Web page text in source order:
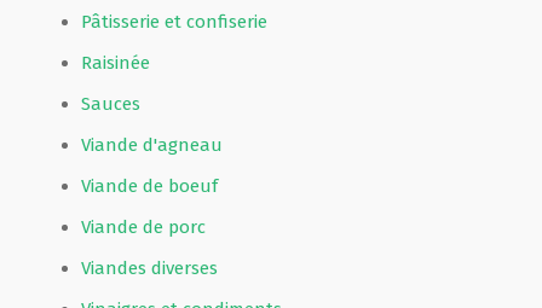
Pâtisserie et confiserie
Raisinée
Sauces
Viande d'agneau
Viande de boeuf
Viande de porc
Viandes diverses